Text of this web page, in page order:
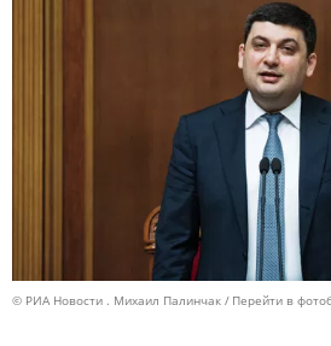
© РИА Новости . Михаил Палинчак Перейти в